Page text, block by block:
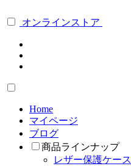
オンラインストア
Home
マイページ
ブログ
商品ラインナップ
レザー保護ケース